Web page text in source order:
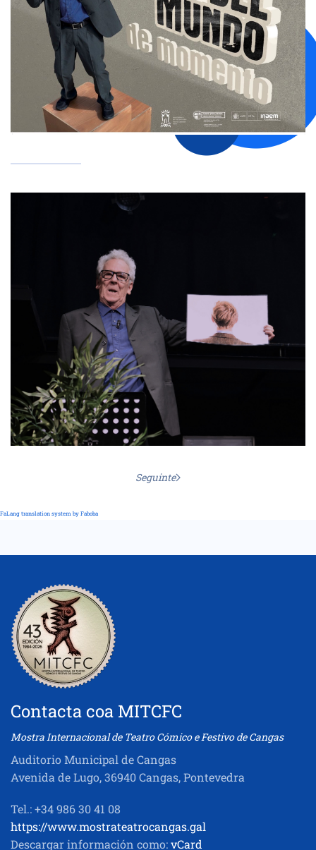
Seguinte
FaLang translation system by Faboba
Contacta coa MITCFC
Mostra Internacional de Teatro Cómico e Festivo de Cangas
Auditorio Municipal de Cangas
Avenida de Lugo, 36940 Cangas, Pontevedra
Tel.: +34 986 30 41 08
https://www.mostrateatrocangas.gal
Descargar información como:vCard